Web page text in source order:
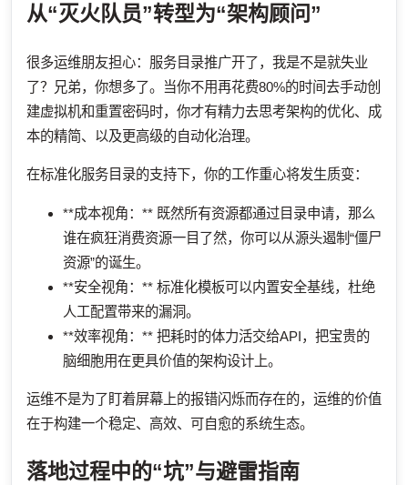
从“灭火队员”转型为“架构顾问”
很多运维朋友担心：服务目录推广开了，我是不是就失业
了？兄弟，你想多了。当你不用再花费80%的时间去手动创
建虚拟机和重置密码时，你才有精力去思考架构的优化、成
本的精简、以及更高级的自动化治理。
在标准化服务目录的支持下，你的工作重心将发生质变：
**成本视角：** 既然所有资源都通过目录申请，那么
谁在疯狂消费资源一目了然，你可以从源头遏制“僵尸
资源”的诞生。
**安全视角：** 标准化模板可以内置安全基线，杜绝
人工配置带来的漏洞。
**效率视角：** 把耗时的体力活交给API，把宝贵的
脑细胞用在更具价值的架构设计上。
运维不是为了盯着屏幕上的报错闪烁而存在的，运维的价值
在于构建一个稳定、高效、可自愈的系统生态。
落地过程中的“坑”与避雷指南